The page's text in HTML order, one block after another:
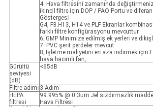
4: Hava filtresini zamanında
ikincil filtre için DOP / PAO Portu ve
Göstergesi
G4, F8.H13, H14 ve PLF Ekranlar
farklı filtre konfigürasyonu mevcuttur.
6; GMP Minimize edilmiş ek yerleri ve
7: PVC şerit perdeler mevcut
8; İşletme maliyetini en aza indirmek için
hava hacimli fan,
Gürültü
seviyesi
(dB)
<65dB
Filtre adımı 3 Adım
HEPA
filtresi
99.995% @ 0.3um Jel sızdırmazlık
Hava Filtresi